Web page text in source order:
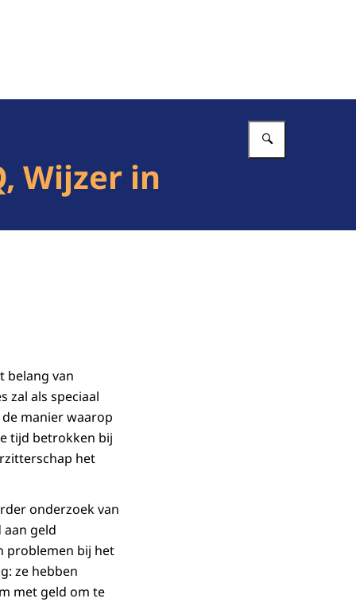
Wijzer in
belang van
zal als speciaal
manier waarop
tijd betrokken bij
het
onderzoek van
aan geld
problemen bij het
ze hebben
met geld om te